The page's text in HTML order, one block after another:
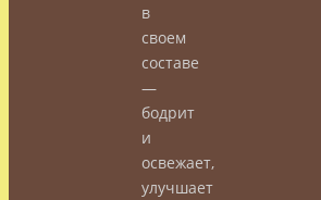
в
своем
составе
—
бодрит
и
освежает,
улучшает